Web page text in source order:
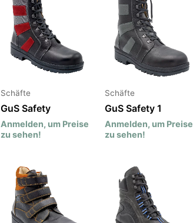
Schäfte
GuS Safety
Anmelden, um Preise
zu sehen!
Schäfte
GuS Safety 1
Anmelden, um Preise
zu sehen!